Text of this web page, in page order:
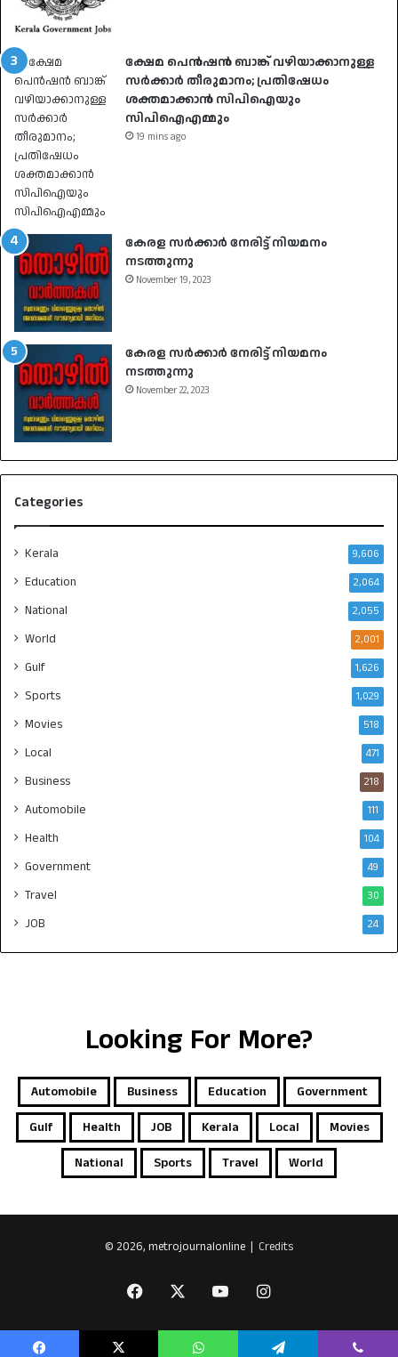
ക്ഷേമ പെൻഷൻ ബാങ്ക് വഴിയാക്കാനുള്ള
സർക്കാർ തീരുമാനം; പ്രതിഷേധം
ശക്തമാക്കാൻ സിപിഐയും
സിപിഐഎമ്മും
19 mins ago
കേരള സർക്കാർ നേരിട്ട് നിയമനം
നടത്തുന്നു
November 19, 2023
കേരള സർക്കാർ നേരിട്ട് നിയമനം
നടത്തുന്നു
November 22, 2023
Categories
Kerala 9,606
Education 2,064
National 2,055
World 2,001
Gulf 1,626
Sports 1,029
Movies 518
Local 471
Business 218
Automobile 111
Health 104
Government 49
Travel 30
JOB 24
Looking For More?
Automobile Business Education
Government
Gulf
Health JOB Kerala Local
Movies
National
Sports Travel World
© 2026, metrojournalonline | Credits
Facebook YouTubeInstagram